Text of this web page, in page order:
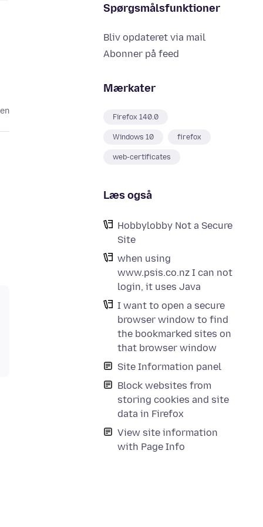
Spørgsmålsfunktioner
Bliv opdateret via mail
Abonner på feed
Mærkater
Firefox 140.0
Windows 10 firefox
web-certificates
Læs også
Hobbylobby Not a Secure
Site
when using
www.psis.co.nz I can not
login, it uses Java
I want to open a secure
browser window to find
the bookmarked sites on
that browser window
Site Information panel
Block websites from
storing cookies and site
data in Firefox
View site information
with Page Info